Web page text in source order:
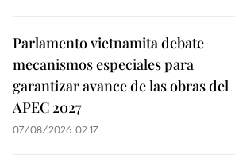
Parlamento vietnamita debate
mecanismos especiales para
garantizar avance de las obras del
APEC 2027
07/08/2026 02:17